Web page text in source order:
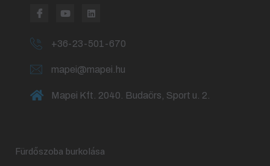
+36-23-501-670
mapei@mapei.hu
Mapei Kft. 2040. Budaörs, Sport u. 2.
Fürdőszoba burkolása